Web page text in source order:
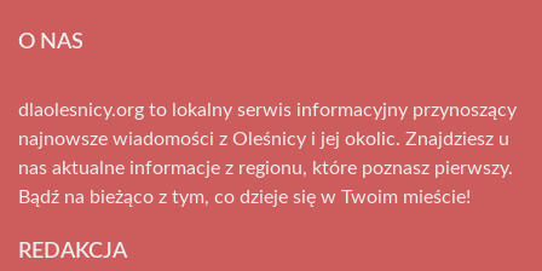
O NAS
dlaolesnicy.org to lokalny serwis informacyjny przynoszący
najnowsze wiadomości z Oleśnicy i jej okolic. Znajdziesz u
nas aktualne informacje z regionu, które poznasz pierwszy.
Bądź na bieżąco z tym, co dzieje się w Twoim mieście!
REDAKCJA